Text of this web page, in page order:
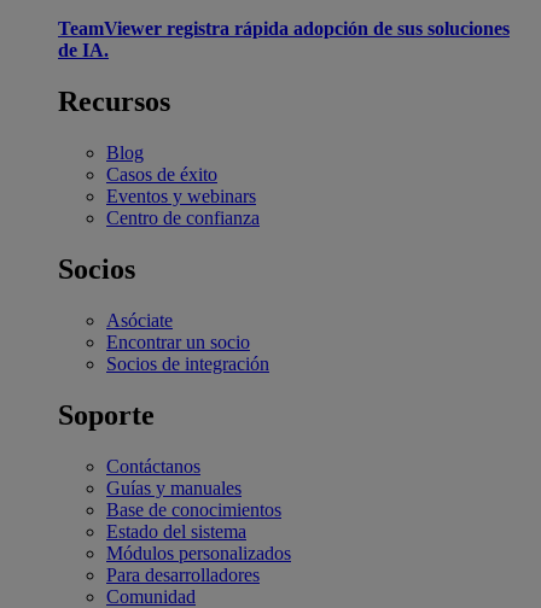
TeamViewer registra rápida adopción de sus soluciones
de IA.
Recursos
Blog
Casos de éxito
Eventos y webinars
Centro de confianza
Socios
Asóciate
Encontrar un socio
Socios de integración
Soporte
Contáctanos
Guías y manuales
Base de conocimientos
Estado del sistema
Módulos personalizados
Para desarrolladores
Comunidad